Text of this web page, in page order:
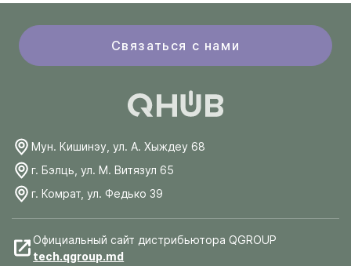
Связаться с нами
Мун. Кишинэу, ул. А. Хыждеу 68
г. Бэлць, ул. М. Витязул 65
г. Комрат, ул. Федько 39
Официальный сайт дистрибьютора QGROUP
tech.qgroup.md